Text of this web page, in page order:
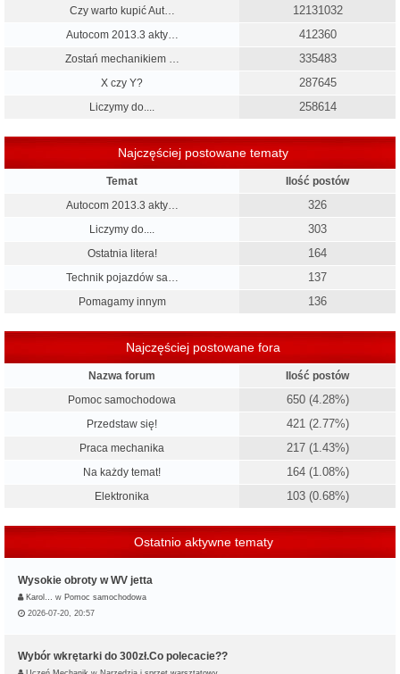
Czy warto kupić Aut…
12131032
Autocom 2013.3 akty… 412360
Zostań mechanikiem … 335483
X czy Y? 287645
Liczymy do.... 258614
Najczęściej postowane tematy
Temat
Ilość postów
Autocom 2013.3 akty…
326
Liczymy do.... 303
Ostatnia litera! 164
Technik pojazdów sa… 137
Pomagamy innym 136
Najczęściej postowane fora
Nazwa forum
Ilość postów
Pomoc samochodowa
650 (4.28%)
Przedstaw się! 421 (2.77%)
Praca mechanika 217 (1.43%)
Na każdy temat! 164 (1.08%)
Elektronika 103 (0.68%)
Ostatnio aktywne tematy
Wysokie obroty w WV jetta
Karol… w Pomoc samochodowa
2026-07-20, 20:57
Wybór wkrętarki do 300zł.Co polecacie??